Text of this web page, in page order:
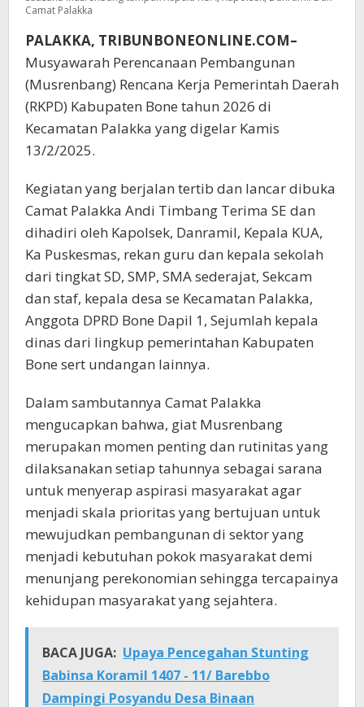
Camat Palakka
PALAKKA, TRIBUNBONEONLINE.COM–
Musyawarah Perencanaan Pembangunan
(Musrenbang) Rencana Kerja Pemerintah Daerah
(RKPD) Kabupaten Bone tahun 2026 di
Kecamatan Palakka yang digelar Kamis
13/2/2025.
Kegiatan yang berjalan tertib dan lancar dibuka
Camat Palakka Andi Timbang Terima SE dan
dihadiri oleh Kapolsek, Danramil, Kepala KUA,
Ka Puskesmas, rekan guru dan kepala sekolah
dari tingkat SD, SMP, SMA sederajat, Sekcam
dan staf, kepala desa se Kecamatan Palakka,
Anggota DPRD Bone Dapil 1, Sejumlah kepala
dinas dari lingkup pemerintahan Kabupaten
Bone sert undangan lainnya.
Dalam sambutannya Camat Palakka
mengucapkan bahwa, giat Musrenbang
merupakan momen penting dan rutinitas yang
dilaksanakan setiap tahunnya sebagai sarana
untuk menyerap aspirasi masyarakat agar
menjadi skala prioritas yang bertujuan untuk
mewujudkan pembangunan di sektor yang
menjadi kebutuhan pokok masyarakat demi
menunjang perekonomian sehingga tercapainya
kehidupan masyarakat yang sejahtera.
BACA JUGA: Upaya Pencegahan Stunting
Babinsa Koramil 1407 - 11/ Barebbo
Dampingi Posyandu Desa Binaan